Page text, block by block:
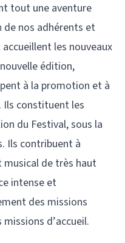
tout une aventure
de nos adhérents et
les nouveaux
édition,
à la promotion et à
Ils constituent les
du Festival, sous la
Ils contribuent à
musical de très haut
intense et
des missions
d’accueil.